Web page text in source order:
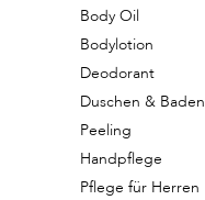
Body Oil
Bodylotion
Deodorant
Duschen & Baden
Peeling
Handpflege
Pflege für Herren